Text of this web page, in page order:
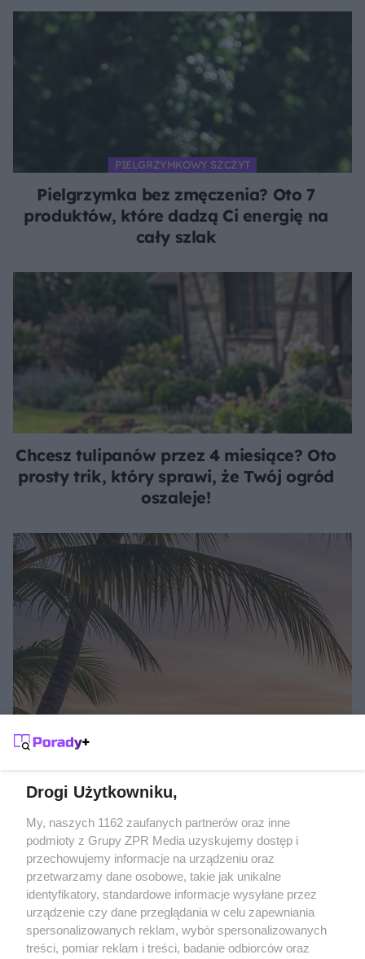
PIELGRZYMKOWY SZCZYT
Pielgrzymka bez zmęczenia? Oto 7
produktów, które dadzą Ci energię na
cały szlak
Chcesz tulipanów przez 4 miesiące? Oto
prosty trik, który sprawi, że Twój ogród
oszaleje!
Żaden utwór zamieszczony w serwisie nie może być powielany i
rozpowszechniany lub dalej rozpowszechniany w jakikolwiek sposób
(w tym także elektroniczny lub mechaniczny) na jakimkolwiek polu
eksploatacji w jakiejkolwiek formie, włącznie z umieszczaniem w
Internecie bez pisemnej zgody właściciela praw. Jakiekolwiek użycie
lub wykorzystanie utworów w całości lub w części z naruszeniem
prawa, tzn. bez właściwej zgody, jest zabronione pod groźbą kary i
może być ścigane prawnie.
Drogi Użytkowniku,
My, naszych 1162 zaufanych partnerów oraz inne
podmioty z Grupy ZPR Media uzyskujemy dostęp i
przechowujemy informacje na urządzeniu oraz
przetwarzamy dane osobowe, takie jak unikalne
identyfikatory, standardowe informacje wysyłane przez
urządzenie czy dane przeglądania w celu zapewniania
spersonalizowanych reklam, wybór spersonalizowanych
treści, pomiar reklam i treści, badanie odbiorców oraz